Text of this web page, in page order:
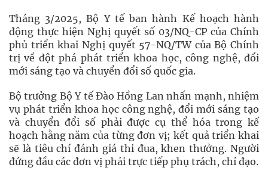
Tháng 3/2025, Bộ Y tế ban hành Kế hoạch hành
động thực hiện Nghị quyết số 03/NQ-CP của Chính
phủ triển khai Nghị quyết 57-NQ/TW của Bộ Chính
trị về đột phá phát triển khoa học, công nghệ, đổi
mới sáng tạo và chuyển đổi số quốc gia.
Bộ trưởng Bộ Y tế Đào Hồng Lan nhấn mạnh, nhiệm
vụ phát triển khoa học công nghệ, đổi mới sáng tạo
và chuyển đổi số phải được cụ thể hóa trong kế
hoạch hằng năm của từng đơn vị; kết quả triển khai
sẽ là tiêu chí đánh giá thi đua, khen thưởng. Người
đứng đầu các đơn vị phải trực tiếp phụ trách, chỉ đạo.